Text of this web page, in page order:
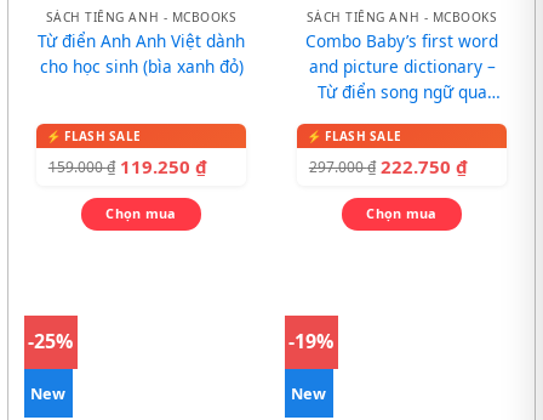
SÁCH TIẾNG ANH - MCBOOKS
Từ điển Anh Anh Việt dành
cho học sinh (bìa xanh đỏ)
159.000₫ 119.250 ₫
Chọn mua
SÁCH TIẾNG ANH - MCBOOKS
Combo Baby’s first word
and picture dictionary –
Từ điển song ngữ qua
297.000₫ 222.750 ₫
Chọn mua
-25%
New
-19%
New